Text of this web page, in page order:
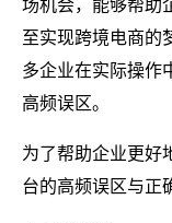
场机会，能够帮助
至实现跨境电商的
多企业在实际操作
高频误区。
为了帮助企业更好
台的高频误区与正